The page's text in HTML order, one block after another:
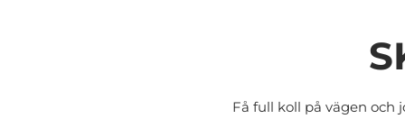
Få full koll på vägen och